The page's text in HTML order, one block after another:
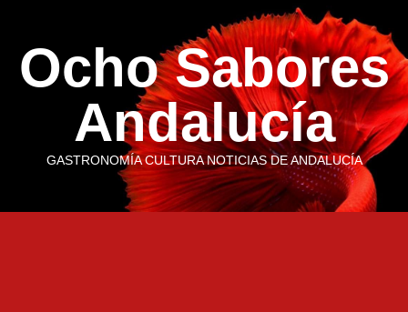
contenido
Ocho Sabores
Andalucía
GASTRONOMÍA CULTURA NOTICIAS DE ANDALUCÍA